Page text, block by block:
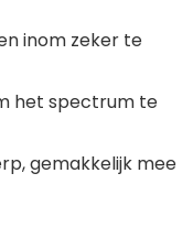
inom zeker te
het spectrum te
gemakkelijk mee